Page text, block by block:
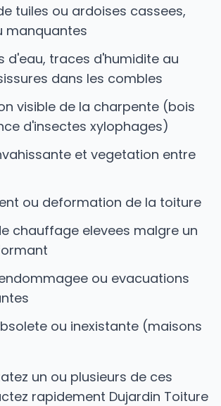
tuiles ou ardoises cassees,
manquantes
d'eau, traces d'humidite au
dans les combles
visible de la charpente (bois
d'insectes xylophages)
et vegetation entre
ou deformation de la toiture
chauffage elevees malgre un
ou evacuations
ou inexistante (maisons
un ou plusieurs de ces
rapidement Dujardin Toiture